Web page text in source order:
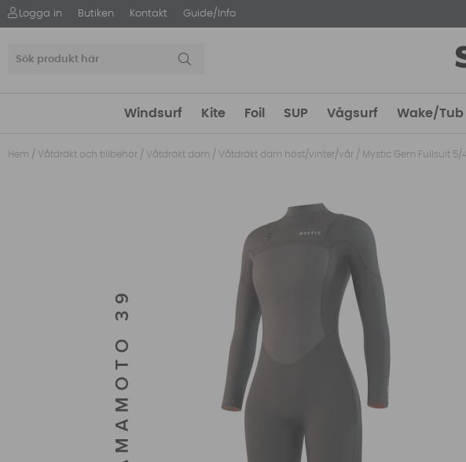
Logga in Butiken Kontakt Guide/Info
Windsurf Kite Foil SUP Vågsurf Wake/Tub
Hem / Våtdräkt och tillbehör / Våtdräkt dam / Våtdräkt dam höst/vinter/vår / Mystic Gem Fullsuit